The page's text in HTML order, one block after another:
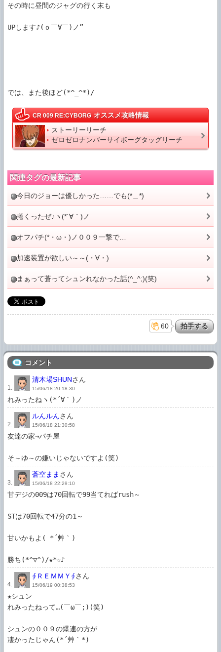
その時に昼間のジャグの行く末も
UPします♪(ｏ￣∀￣)ノ”
CR 009 RE:CYBORG オススメ攻略情報
ストーリーリーチ
ゼロゼロナンバーサイボーグタッグリーチ
関連タグの最新記事
今日のジョーは優しかった……でも(*＿*)
捲くったぜ♪ヽ(*´∀｀)ノ
オフパチ(*・ω・)ノ００９一撃で…
加速装置が欲しい～～(・∀・)
まぁって蒼ってシュンれなかった話(^_^;)(笑)
60
コメント
1.
清木場SHUNさん
15/06/18 20:18:30
れみったねヽ(*´∀｀)ノ
2.
ルんルんさん
15/06/18 21:30:58
友達の家→パチ屋
そ～ゆ～の嫌いじゃないですよ(笑)
3.
蒼空まま さん
15/06/18 22:29:10
甘デジの009は70回転で99当てればrush～
STは70回転で47分の1～
甘いかもよ( *´艸｀)
勝ち(*^▽^)/★*☆♪
4.
∮ＲＥＭＭＹ∮さん
15/06/19 00:38:53
★シュン
れみったねって…(￣ω￣;)(笑)
シュンの００９の爆連の方が
凄かったじゃん(*´艸｀*)